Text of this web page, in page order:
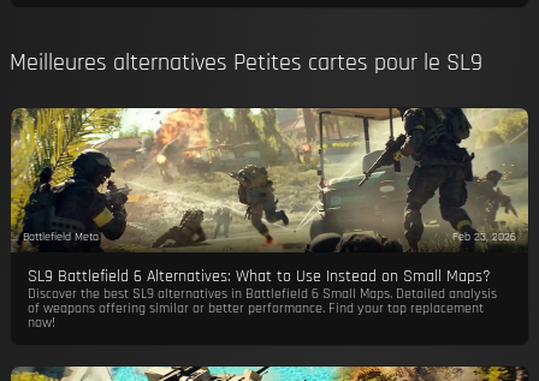
Meilleures alternatives Petites cartes pour le SL9
Battlefield Meta Feb 23, 2026
SL9 Battlefield 6 Alternatives: What to Use Instead on Small Maps?
Discover the best SL9 alternatives in Battlefield 6 Small Maps. Detailed analysis
of weapons offering similar or better performance. Find your top replacement
now!